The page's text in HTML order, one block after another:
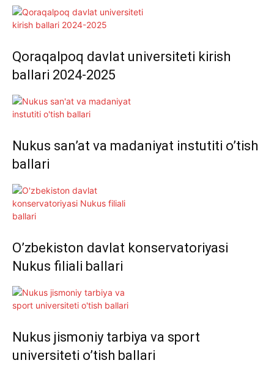
Qoraqalpoq davlat universiteti kirish
ballari 2024-2025
Nukus san’at va madaniyat instutiti o’tish
ballari
O’zbekiston davlat konservatoriyasi
Nukus filiali ballari
Nukus jismoniy tarbiya va sport
universiteti o’tish ballari